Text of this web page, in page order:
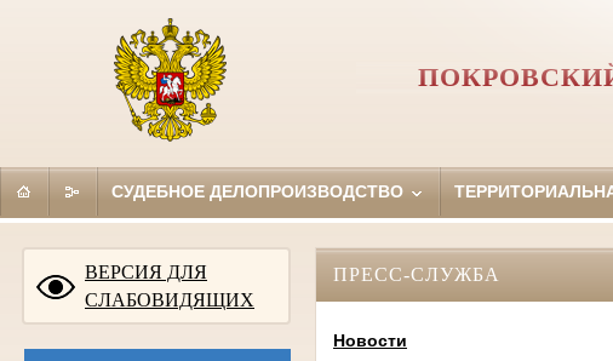
СУДЕБНОЕ ДЕЛОПРОИЗВОДСТВО
ВЕРСИЯ ДЛЯ
СЛАБОВИДЯЩИХ
ПРЕСС-СЛУЖБА
Новости